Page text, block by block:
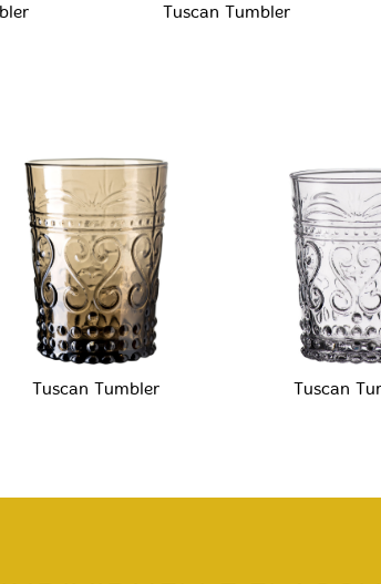
Tuscan Tumbler
Tuscan Tumbler Tuscan